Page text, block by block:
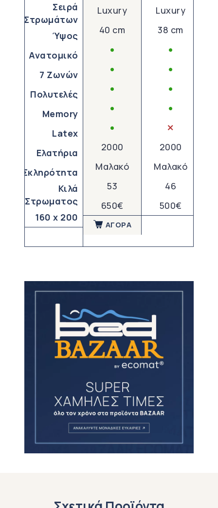
Σειρά
Στρωμάτων
Ύψος
Ανατομικό
7 Ζωνών
Πολυτελές
Memory
Latex
Ελατήρια
Σκληρότητα
Κιλά
Στρωματος
160 x 200
Luxury
40 cm
•
•
•
•
•
2000
Μαλακό
53
650€
ΑΓΟΡΑ
Luxury
38 cm
•
•
•
•
×
2000
Μαλακό
46
500€